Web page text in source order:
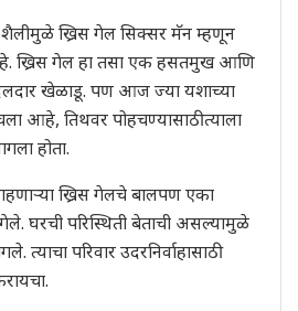
ख्रिस गेल सिक्सर मॅन म्हणून
आहे. ख्रिस गेल हा तसा एक हसतमुख आणि
खेळाडू. पण आज ज्या यशाच्या
आहे, तिथवर पोहचण्यासाठी त्याला
होता.
ख्रिस गेलचे बालपण एका
गेले. घरची परिस्थिती बेताची असल्यामुळे
त्याचा परिवार उदरनिर्वाहासाठी